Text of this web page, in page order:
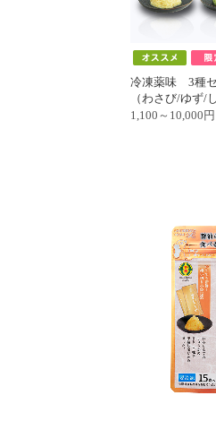
冷凍薬味 3種
（わさび/ゆず/
1,100～10,000